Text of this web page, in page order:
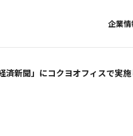
企業情
経済新聞」にコクヨオフィスで実